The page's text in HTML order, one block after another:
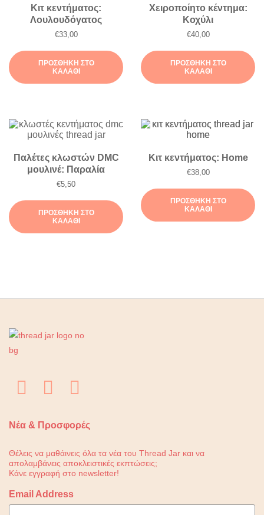
Κιτ κεντήματος:
Λουλουδόγατος
€33,00
ΠΡΟΣΘΉΚΗ ΣΤΟ
ΚΑΛΆΘΙ
Χειροποίητο κέντημα:
Κοχύλι
€40,00
ΠΡΟΣΘΉΚΗ ΣΤΟ
ΚΑΛΆΘΙ
Παλέτες κλωστών DMC
μουλινέ: Παραλία
€5,50
ΠΡΟΣΘΉΚΗ ΣΤΟ
ΚΑΛΆΘΙ
Κιτ κεντήματος: Home
€38,00
ΠΡΟΣΘΉΚΗ ΣΤΟ
ΚΑΛΆΘΙ
Νέα & Προσφορές
Θέλεις να μαθάινεις όλα τα νέα του Thread Jar και να
απολαμβάνεις αποκλειστικές εκπτώσεις;
Κάνε εγγραφή στο newsletter!
Email Address